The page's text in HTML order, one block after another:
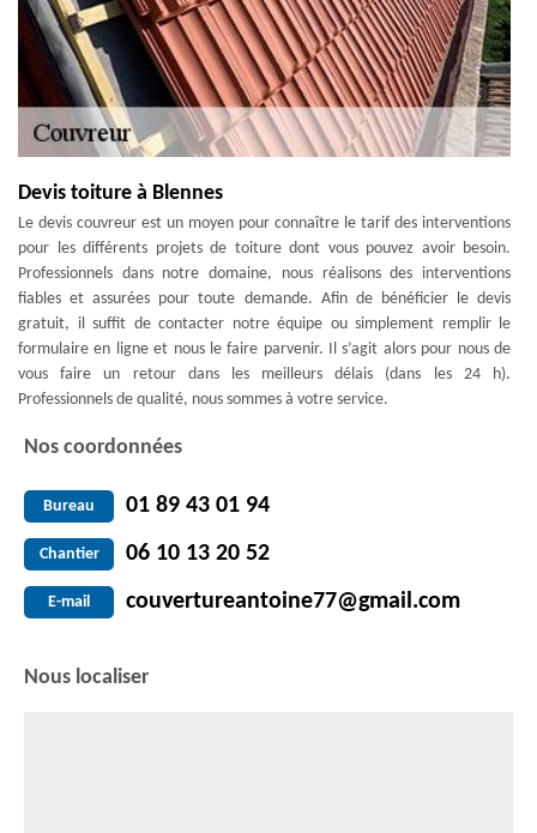
Devis toiture à Blennes
Le devis couvreur est un moyen pour connaître le tarif des interventions
pour les différents projets de toiture dont vous pouvez avoir besoin.
Professionnels dans notre domaine, nous réalisons des interventions
fiables et assurées pour toute demande. Afin de bénéficier le devis
gratuit, il suffit de contacter notre équipe ou simplement remplir le
formulaire en ligne et nous le faire parvenir. Il s’agit alors pour nous de
vous faire un retour dans les meilleurs délais (dans les 24 h).
Professionnels de qualité, nous sommes à votre service.
Nos coordonnées
Bureau 01 89 43 01 94
Chantier 06 10 13 20 52
E-mail couvertureantoine77@gmail.com
Nous localiser